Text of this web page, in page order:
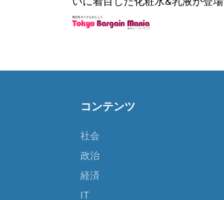
コンテンツ
社会
政治
経済
IT